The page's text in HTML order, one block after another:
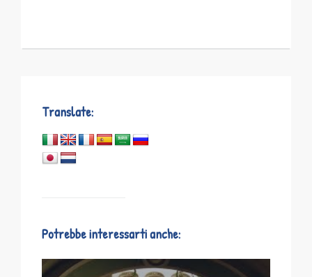
Translate:
Potrebbe interessarti anche: